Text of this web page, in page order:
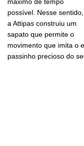
possível. Nesse sentido,
a Attipas construiu um
sapato que permite o
movimento que imita o
passinho precioso do